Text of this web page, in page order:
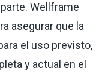
Wellframe
asegurar que la
el uso previsto,
y actual en el